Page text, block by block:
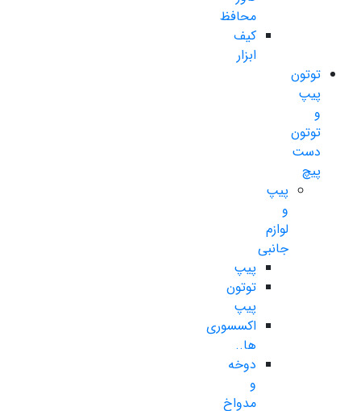
محافظ
کیف
ابزار
توتون
پیپ
و
توتون
دست
پیچ
پیپ
و
لوازم
جانبی
پیپ
توتون
پیپ
اکسسوری
ها..
دوخه
و
مدواخ